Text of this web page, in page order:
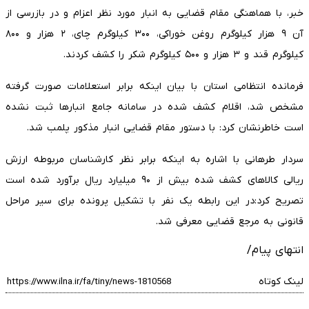
خبر، با هماهنگی مقام قضایی به انبار مورد نظر اعزام و در بازرسی از
آن ۹ هزار کیلوگرم روغن خوراکی، ۳۰۰ کیلوگرم چای، ۲ هزار و ۸۰۰
کیلوگرم قند و ۳ هزار و ۵۰۰ کیلوگرم شکر را کشف کردند.
فرمانده انتظامی استان با بیان اینکه برابر استعلامات صورت گرفته
مشخص شد، اقلام کشف شده در سامانه جامع انبارها ثبت نشده
است خاطرنشان کرد: با دستور مقام قضایی انبار مذکور پلمب شد.
سردار طرهانی با اشاره به اینکه برابر نظر کارشناسان مربوطه ارزش
ریالی کالاهای کشف شده بیش از ۹۰ میلیارد ریال برآورد شده است
تصریح کرد:در این رابطه یک نفر با تشکیل پرونده برای سیر مراحل
قانونی به مرجع قضایی معرفی شد.
انتهای پیام/
لینک کوتاه